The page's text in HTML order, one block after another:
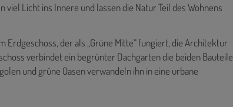
Licht ins Innere und lassen die Natur Teil des Wohnens
der als „Grüne Mitte“ fungiert, die Architektur
verbindet ein begrünter Dachgarten die beiden Bauteile
und grüne Oasen verwandeln ihn in eine urbane